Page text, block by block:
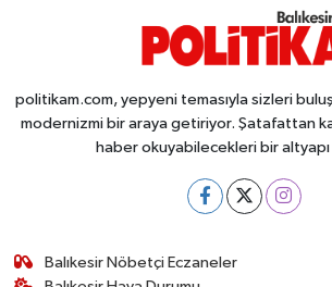
politikam.com, yepyeni temasıyla sizleri
modernizmi bir araya getiriyor. Şatafattan
haber okuyabilecekleri bir altyapı
Balıkesir Nöbetçi Eczaneler